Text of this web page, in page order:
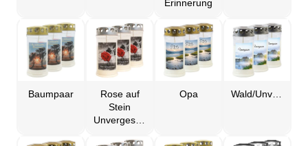
Erinnerung
Baumpaar
Rose auf
Stein
Opa